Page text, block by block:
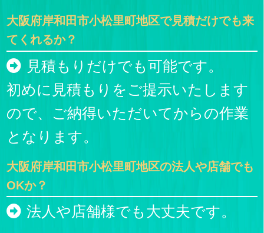
大阪府岸和田市小松里町地区で見積だけでも来
てくれるか？
見積もりだけでも可能です。
初めに見積もりをご提示いたします
ので、ご納得いただいてからの作業
となります。
大阪府岸和田市小松里町地区の法人や店舗でも
OKか？
法人や店舗様でも大丈夫です。